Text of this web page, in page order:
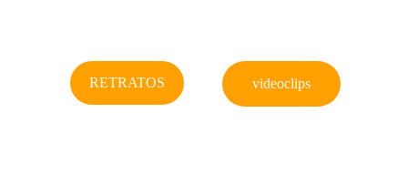
RETRATOS videoclips